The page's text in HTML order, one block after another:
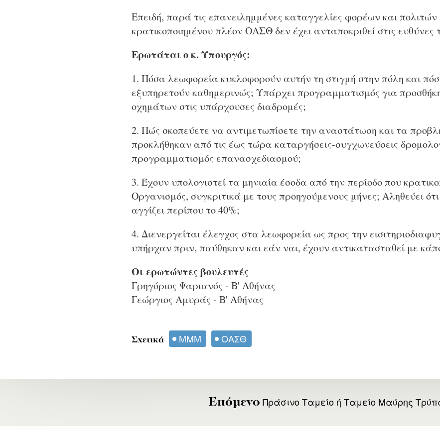
Επειδή, παρά τις επανειλημμένες καταγγελίες φορέων και πολιτών
κρατικοποιημένου πλέον ΟΑΣΘ δεν έχει ανταποκριθεί στις ευθύνες
Ερωτάται ο κ. Υπουργός:
1. Πόσα λεωφορεία κυκλοφορούν αυτήν τη στιγμή στην πόλη και
εξυπηρετούν καθημερινώς; Υπάρχει προγραμματισμός για
οχημάτων στις υπάρχουσες διαδρομές;
2. Πώς σκοπεύετε να αντιμετωπίσετε την αναστάτωση και τα
προκλήθηκαν από τις έως τώρα καταργήσεις-συγχωνεύσεις
προγραμματισμός επανασχεδιασμού;
3. Έχουν υπολογιστεί τα μηνιαία έσοδα από την περίοδο που
Οργανισμός, συγκριτικά με τους προηγούμενους μήνες; Αληθεύει
αγγίζει περίπου το 40%;
4. Διενεργείται έλεγχος στα λεωφορεία ως προς την
υπήρχαν πριν, παύθηκαν και εάν ναι, έχουν αντικατασταθεί με
Οι ερωτώντες βουλευτές
Γρηγόριος Ψαριανός - Β' Αθήνας
Γεώργιος Αμυράς - Β' Αθήνας
Σχετικά ΜΜΜ ΟΑΣΘ
Επόμενο Πράσινο Ταμείο ή Ταμείο Μαύρης